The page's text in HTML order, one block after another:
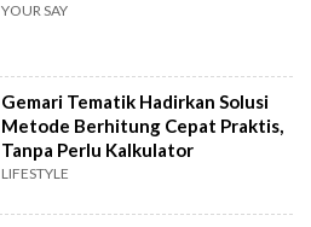
YOUR SAY
Gemari Tematik Hadirkan Solusi
Metode Berhitung Cepat Praktis,
Tanpa Perlu Kalkulator
LIFESTYLE